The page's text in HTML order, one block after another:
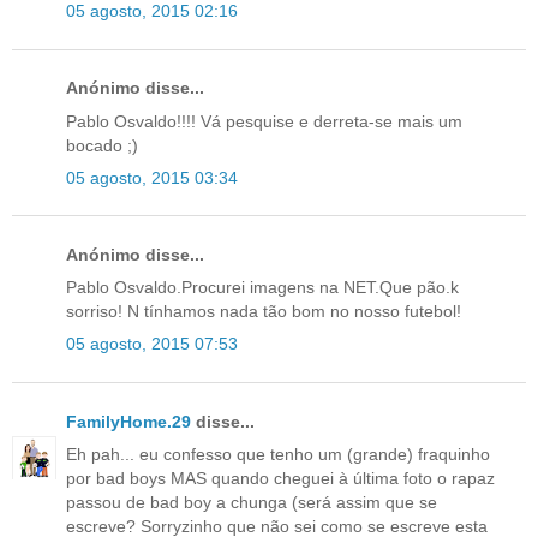
05 agosto, 2015 02:16
Anónimo disse...
Pablo Osvaldo!!!! Vá pesquise e derreta-se mais um
bocado ;)
05 agosto, 2015 03:34
Anónimo disse...
Pablo Osvaldo.Procurei imagens na NET.Que pão.k
sorriso! N tínhamos nada tão bom no nosso futebol!
05 agosto, 2015 07:53
FamilyHome.29 disse...
Eh pah... eu confesso que tenho um (grande) fraquinho
por bad boys MAS quando cheguei à última foto o rapaz
passou de bad boy a chunga (será assim que se
escreve? Sorryzinho que não sei como se escreve esta